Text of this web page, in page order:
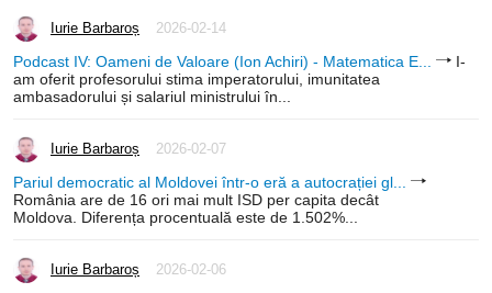
Iurie Barbaroș 2026-02-14
Podcast IV: Oameni de Valoare (Ion Achiri) - Matematica E...
I-
am oferit profesorului stima imperatorului, imunitatea
ambasadorului și salariul ministrului în...
Iurie Barbaroș 2026-02-07
Pariul democratic al Moldovei într-o eră a autocrației gl...
România are de 16 ori mai mult ISD per capita decât
Moldova. Diferența procentuală este de 1.502%...
Iurie Barbaroș 2026-02-06